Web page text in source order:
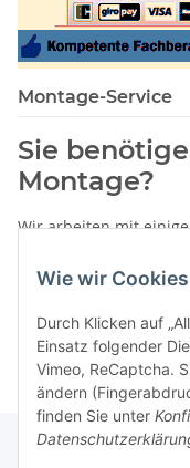
Wie wir
Durch Klicken auf
Einsatz folgender
Vimeo, ReCaptcha.
ändern
finden Sie unter
Montage-Service
Sie
Montage?
Wir arbeiten mit
Rufen Sie uns
oder schreiben